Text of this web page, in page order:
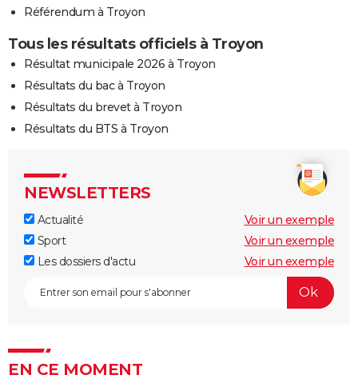
Référendum à Troyon
Tous les résultats officiels à Troyon
Résultat municipale 2026 à Troyon
Résultats du bac à Troyon
Résultats du brevet à Troyon
Résultats du BTS à Troyon
NEWSLETTERS
Actualité
Voir un exemple
Sport
Voir un exemple
Les dossiers d'actu
Voir un exemple
EN CE MOMENT